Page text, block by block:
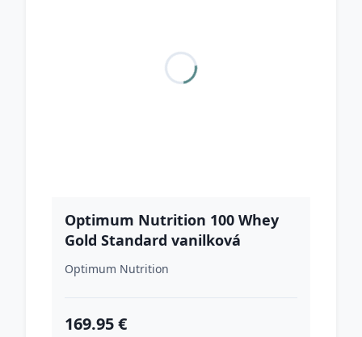
Optimum Nutrition 100 Whey
Gold Standard vanilková
zmrzlina
Optimum Nutrition
169.95 €